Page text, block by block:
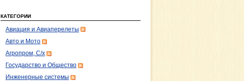
КАТЕГОРИИ
Авиация и Авиаперелеты
Авто и Мото
Агропром, С/х
Государство и Общество
Инженерные системы